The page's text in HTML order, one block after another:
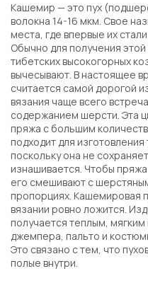
Кашемир — это пух
волокна 14-16 мкм. Свое
места, где впервые их
Обычно для получения
тибетских высокогорных
вычесывают. В настоящее
считается самой дорогой
вязания чаще всего
содержанием шерсти. Эта
пряжа с большим
подходит для
поскольку она не
изнашивается. Чтобы
его смешивают с
пропорциях. Кашемировая
вязании ровно ложится.
получается теплым,
джемпера, пальто и
Это связано с тем, что
полые внутри.